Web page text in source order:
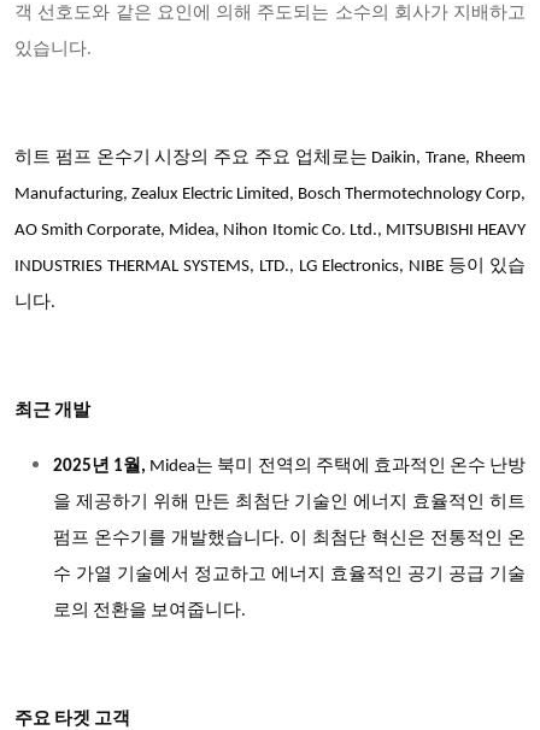
객 선호도와 같은 요인에 의해 주도되는 소수의 회사가 지배하고
있습니다.
히트 펌프 온수기 시장의 주요 주요 업체로는 Daikin, Trane, Rheem
Manufacturing, Zealux Electric Limited, Bosch Thermotechnology Corp,
AO Smith Corporate, Midea, Nihon Itomic Co. Ltd., MITSUBISHI HEAVY
INDUSTRIES THERMAL SYSTEMS, LTD., LG Electronics, NIBE 등이 있습
니다.
최근 개발
2025년 1월, Midea는 북미 전역의 주택에 효과적인 온수 난방
을 제공하기 위해 만든 최첨단 기술인 에너지 효율적인 히트
펌프 온수기를 개발했습니다. 이 최첨단 혁신은 전통적인 온
수 가열 기술에서 정교하고 에너지 효율적인 공기 공급 기술
로의 전환을 보여줍니다.
주요 타겟 고객